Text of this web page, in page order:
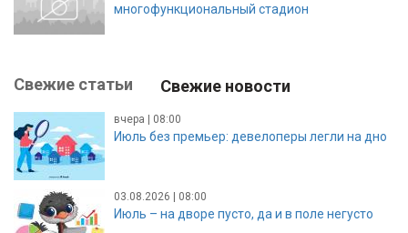
многофункциональный стадион
Свежие статьи Свежие новости
вчера | 08:00
Июль без премьер: девелоперы легли на дно
03.08.2026 | 08:00
Июль – на дворе пусто, да и в поле негусто